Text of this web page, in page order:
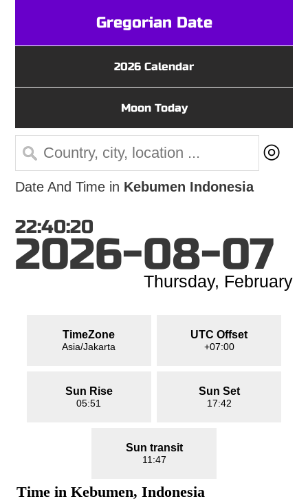
Gregorian Date
2026 Calendar
Moon Today
◎
Date And Time in Kebumen Indonesia
22:40:20
2026-08-07
Thursday, February
TimeZone
Asia/Jakarta
UTC Offset
+07:00
Sun Rise
05:51
Sun Set
17:42
Sun transit
11:47
Time in Kebumen, Indonesia